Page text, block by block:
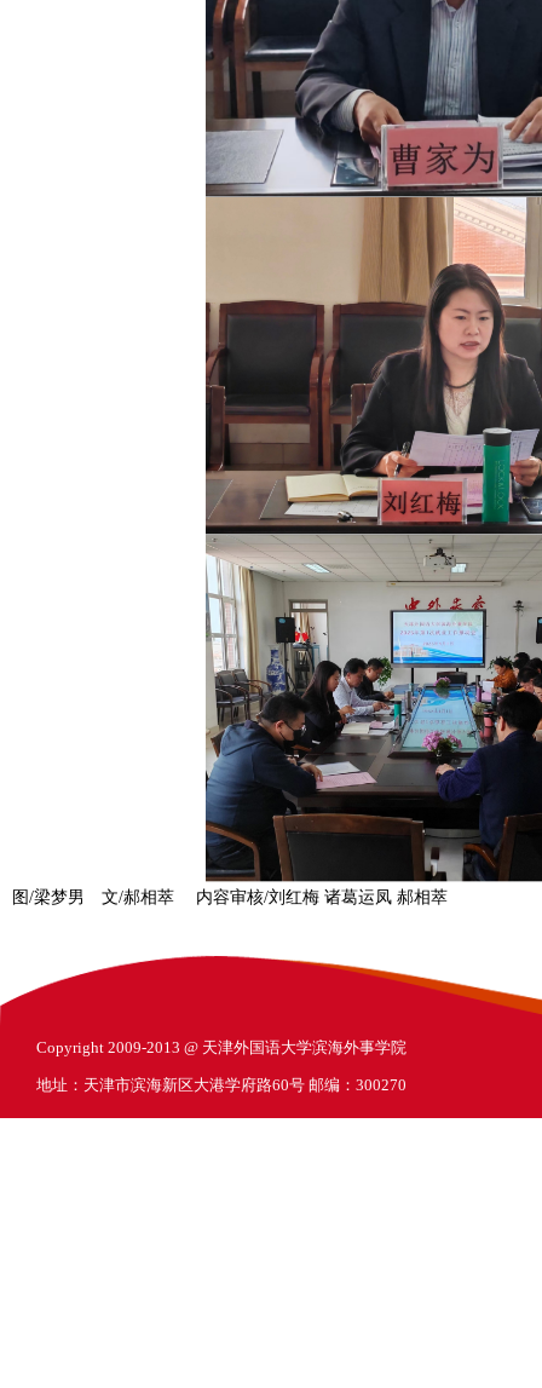
图/梁梦男 文/郝相萃 内容审核/刘红梅 诸葛运凤 郝相萃
Copyright 2009-2013 @ 天津外国语大学滨海外事学院
地址：天津市滨海新区大港学府路60号 邮编：300270